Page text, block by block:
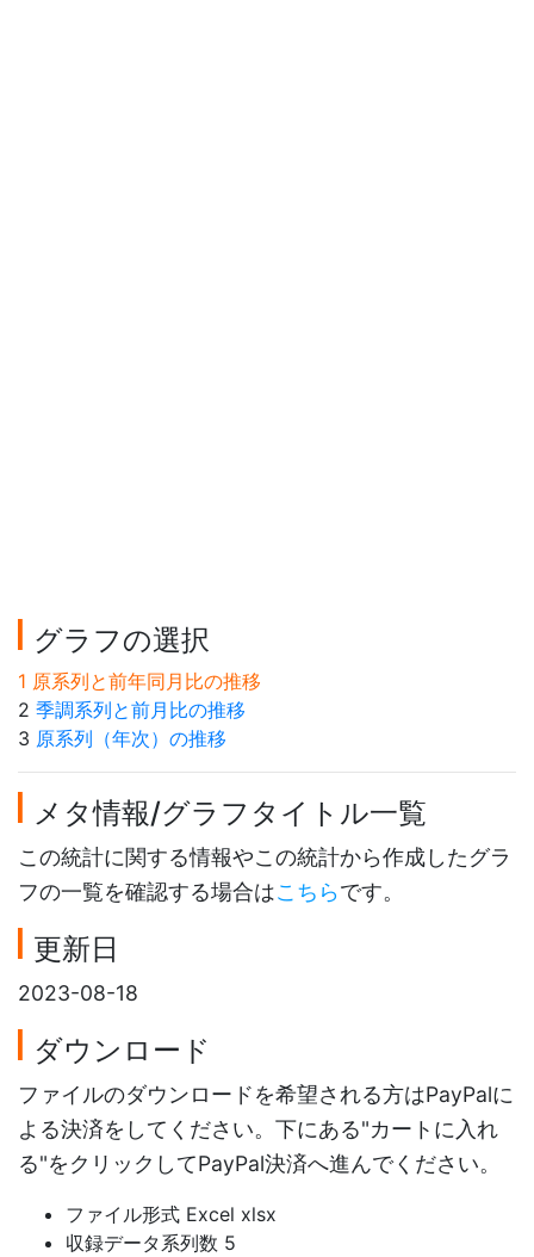
グラフの選択
1 原系列と前年同月比の推移
2 季調系列と前月比の推移
3 原系列（年次）の推移
メタ情報/グラフタイトル一覧
この統計に関する情報やこの統計から作成したグラ
フの一覧を確認する場合はこちらです。
更新日
2023-08-18
ダウンロード
ファイルのダウンロードを希望される方はPayPalに
よる決済をしてください。下にある"カートに入れ
る"をクリックしてPayPal決済へ進んでください。
ファイル形式 Excel xlsx
収録データ系列数 5